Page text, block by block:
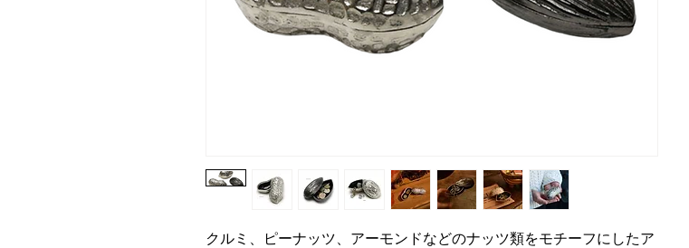
クルミ、ピーナッツ、アーモンドなどのナッツ類をモチーフにしたア